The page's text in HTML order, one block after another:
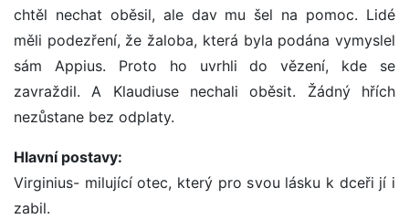
chtěl nechat oběsil, ale dav mu šel na pomoc. Lidé
měli podezření, že žaloba, která byla podána vymyslel
sám Appius. Proto ho uvrhli do vězení, kde se
zavraždil. A Klaudiuse nechali oběsit. Žádný hřích
nezůstane bez odplaty.
Hlavní postavy:
Virginius- milující otec, který pro svou lásku k dceři jí i
zabil.